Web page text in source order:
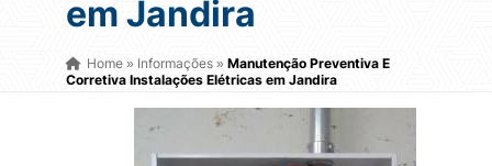
em Jandira
Home» Informações » Manutenção Preventiva E
Corretiva Instalações Elétricas em Jandira